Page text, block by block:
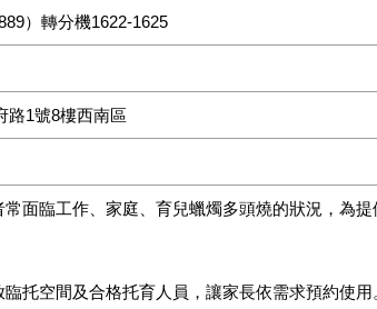
）轉分機1622-1625
路1號8樓西南區
面臨工作、家庭、育兒蠟燭多頭燒的狀況，為
托空間及合格托育人員，讓家長依需求預約使